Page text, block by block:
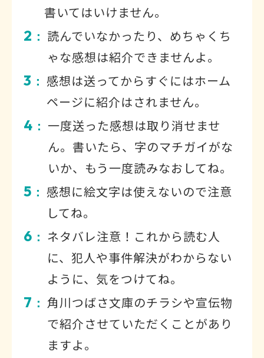
書いてはいけません。
2 ： 読んでいなかったり、めちゃくち
ゃな感想は紹介できませんよ。
3 ： 感想は送ってからすぐにはホーム
ページに紹介はされません。
4 ： 一度送った感想は取り消せませ
ん。書いたら、字のマチガイがな
いか、もう一度読みなおしてね。
5 ： 感想に絵文字は使えないので注意
してね。
6 ： ネタバレ注意！これから読む人
に、犯人や事件解決がわからない
ように、気をつけてね。
7 ： 角川つばさ文庫のチラシや宣伝物
で紹介させていただくことがあり
ますよ。